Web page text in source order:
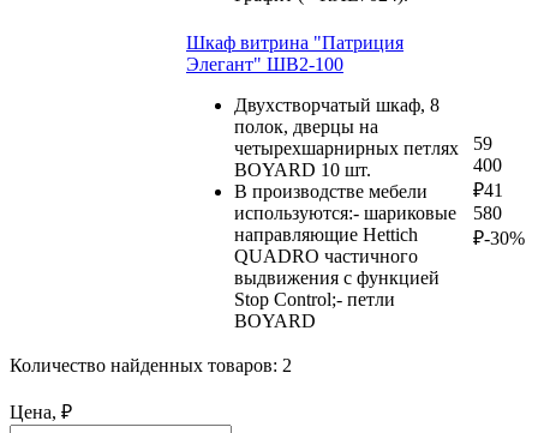
Шкаф витрина "Патриция
Элегант" ШВ2-100
Двухстворчатый шкаф, 8
полок, дверцы на
четырехшарнирных петлях
BOYARD 10 шт.
В производстве мебели
используются:- шариковые
направляющие Hettich
QUADRO частичного
выдвижения с функцией
Stop Control;- петли
BOYARD
59
400
₽41
580
₽-30%
Количество найденных товаров: 2
Цена, ₽